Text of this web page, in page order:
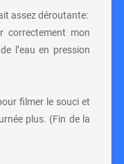
assez déroutante:
correctement mon
l’eau en pression
filmer le souci et
plus. (Fin de la